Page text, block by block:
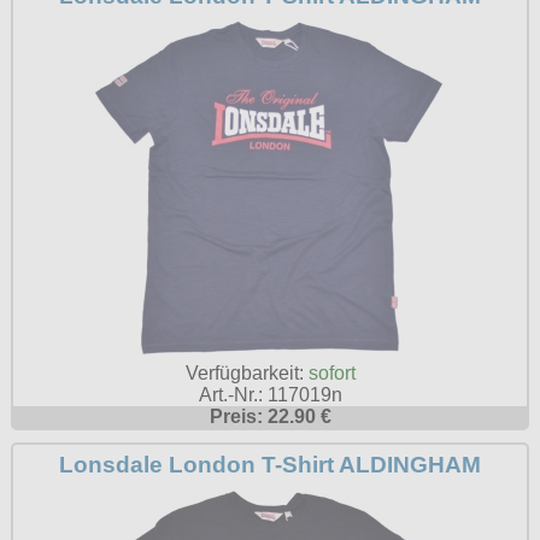
Petticoats
T-Shirts
Begriffe
Punkrock
Rockabilly
Wikinger
Verfügbarkeit: sofort
Art.-Nr.: 117019n
Preis: 22.90 €
Lonsdale London T-Shirt ALDINGHAM